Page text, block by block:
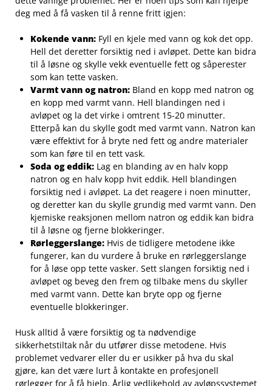
deg med å få vasken til å renne fritt igjen:
Kokende vann: Fyll en kjele med ⁤vann​ og kok det ‌opp.
Hell det deretter forsiktig ned i avløpet. Dette kan bidra‌
til å løsne og⁣ skylle vekk eventuelle ‌fett⁤ og​ såperester
som kan tette vasken.
Varmt vann⁣ og⁣ natron: Bland en kopp⁣ med natron og‍
en kopp⁣ med⁣ varmt vann. Hell ⁣blandingen ned i
avløpet ⁢og la det virke i omtrent⁤ 15-20 minutter.
Etterpå kan du skylle godt med varmt vann. Natron kan
være‌ effektivt for å ⁢bryte ned fett og andre materialer
som kan føre til en tett vask.
Soda og ‌eddik: Lag en⁣ blanding ‍av en halv kopp
natron og ‌en halv kopp hvit eddik. Hell blandingen
forsiktig ned i avløpet. La det reagere i⁢ noen minutter,
og‌ deretter ‍kan du skylle ⁤grundig med varmt vann. ⁣Den
kjemiske reaksjonen mellom natron og eddik kan bidra
til å løsne⁣ og fjerne‌ blokkeringer.
Rørleggerslange: ​Hvis de tidligere metodene ikke ​
fungerer, kan​ du vurdere å bruke en rørleggerslange
for å løse opp tette vasker. Sett slangen forsiktig ned i
avløpet og beveg den frem og tilbake mens du skyller
med varmt vann. Dette ‌kan bryte‌ opp og fjerne
⁤eventuelle blokkeringer.
Husk alltid å ‍være forsiktig‌ og ta nødvendige
sikkerhetstiltak når du utfører disse‌ metodene. Hvis
problemet vedvarer eller du er usikker på hva du skal
gjøre, kan det være lurt ⁤å kontakte en profesjonell ​
rørlegger for å få hjelp. Årlig ⁢vedlikehold ‌av avløpssystemet